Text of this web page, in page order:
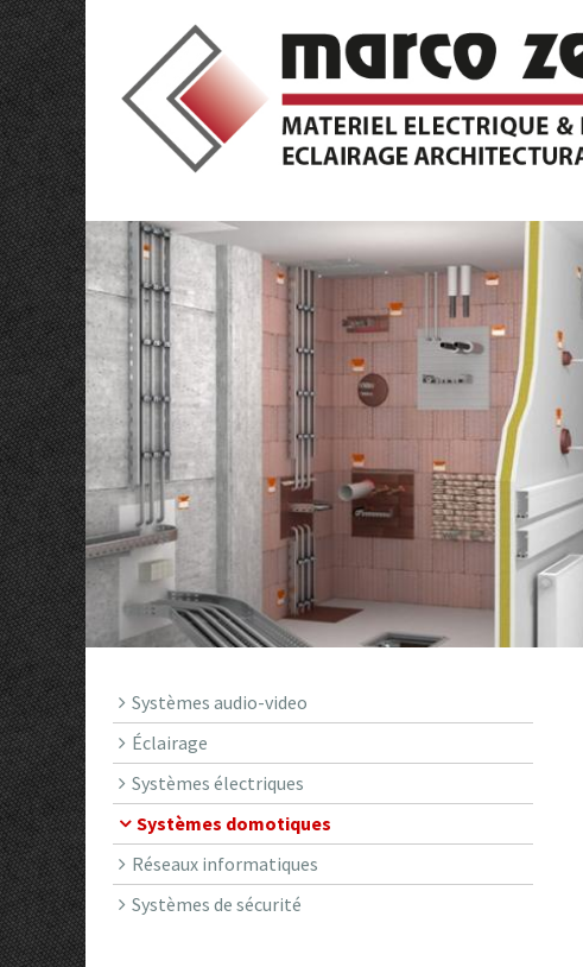
Systèmes audio-video
Éclairage
Systèmes électriques
Systèmes domotiques
Réseaux informatiques
Systèmes de sécurité